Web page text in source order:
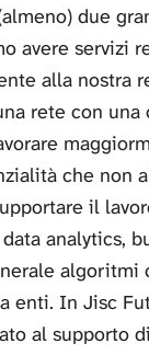
due
avere servizi
alla nostra
rete con una
che non
il
analytics,
algoritmi
enti. In Jisc
al supporto